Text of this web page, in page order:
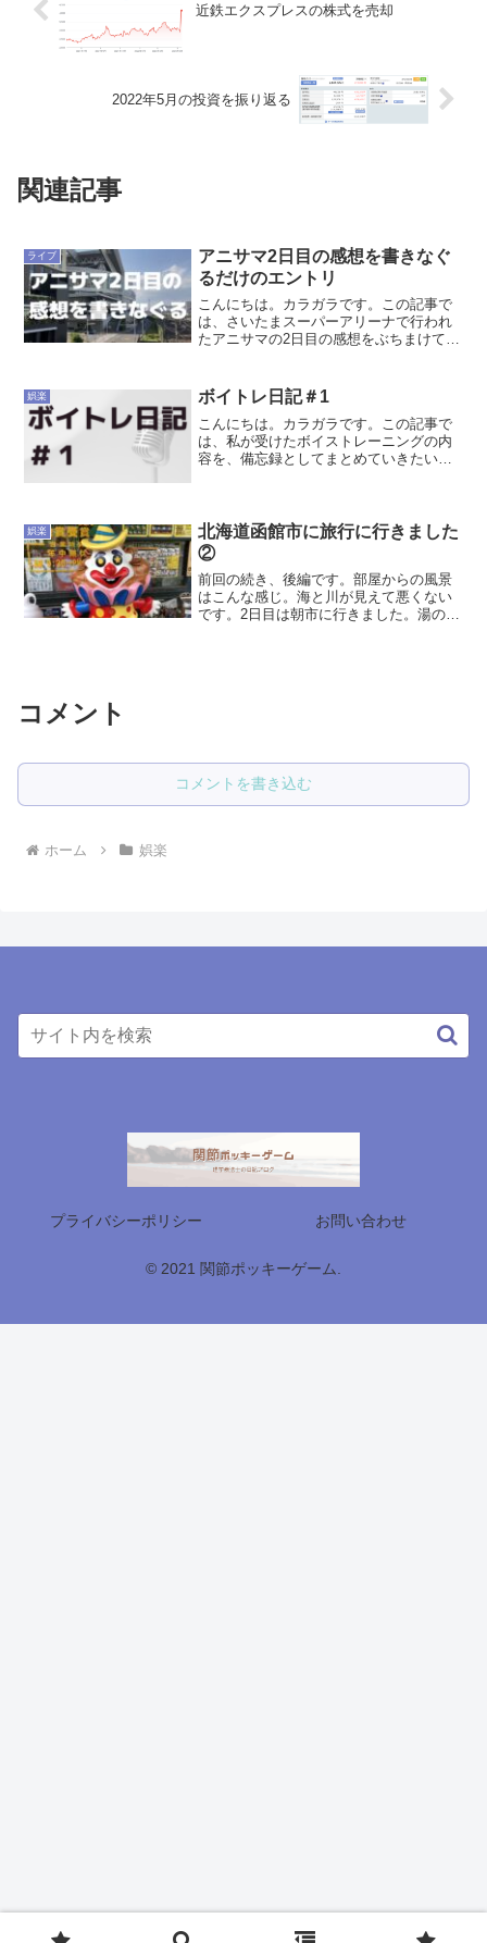
近鉄エクスプレスの株式を売却
2022年5月の投資を振り返る
関連記事
ライブ
アニサマ2日目の感想を書きなぐ
るだけのエントリ
こんにちは。カラガラです。この記事で
は、さいたまスーパーアリーナで行われ
たアニサマの2日目の感想をぶちまけてい
列目でした。トロッコが見やすかったで
す。友達に「JA...
娯楽 ボイトレ日記＃1
こんにちは。カラガラです。この記事で
は、私が受けたボイストレーニングの内
容を、備忘録としてまとめていきたいと
で）。歌うときは顎が上がら...
娯楽
北海道函館市に旅行に行きました
②
前回の続き、後編です。部屋からの風景
はこんな感じ。海と川が見えて悪くない
です。2日目は朝市に行きました。湯の川
コメント
コメントを書き込む
ホーム 娯楽
プライバシーポリシー お問い合わせ
© 2021 関節ポッキーゲーム.